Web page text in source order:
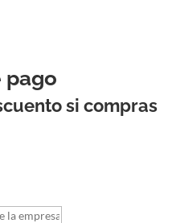
pago
si compras